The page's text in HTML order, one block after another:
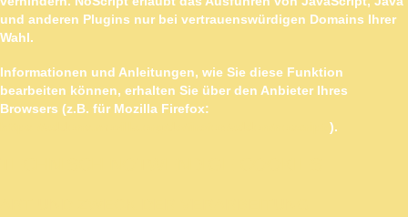
und anderen Plugins nur bei vertrauenswürdigen Domains Ihrer
Wahl.
Informationen und Anleitungen, wie Sie diese Funktion
bearbeiten können, erhalten Sie über den Anbieter Ihres
Browsers (z.B. für Mozilla Firefox:
).